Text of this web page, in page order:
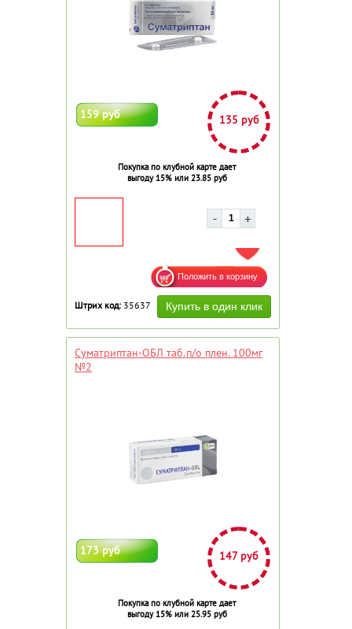
159 руб 135 руб
Покупка по клубной карте дает
выгоду 15% или 23.85 руб
ДОБАВИТЬ В ИЗБРАННОЕ
Штрих код: 35637
Суматриптан-ОБЛ таб.п/о плен. 100мг
№2
173 руб 147 руб
Покупка по клубной карте дает
выгоду 15% или 25.95 руб